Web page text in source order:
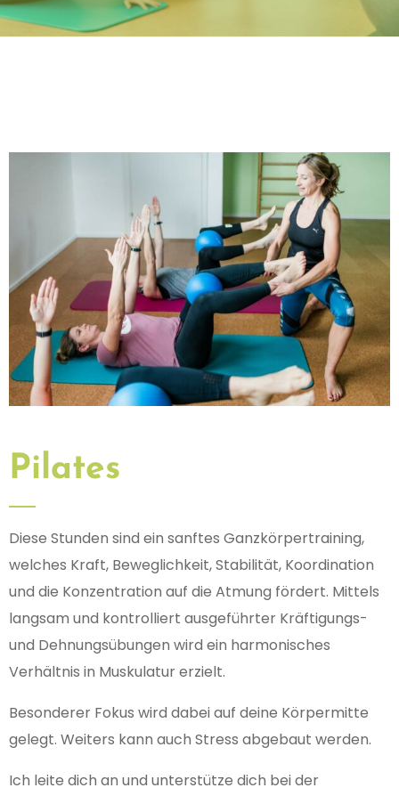
Pilates
Diese Stunden sind ein sanftes Ganzkörpertraining,
welches Kraft, Beweglichkeit, Stabilität, Koordination
und die Konzentration auf die Atmung fördert. Mittels
langsam und kontrolliert ausgeführter Kräftigungs-
und Dehnungsübungen wird ein harmonisches
Verhältnis in Muskulatur erzielt.
Besonderer Fokus wird dabei auf deine Körpermitte
gelegt. Weiters kann auch Stress abgebaut werden.
Ich leite dich an und unterstütze dich bei der